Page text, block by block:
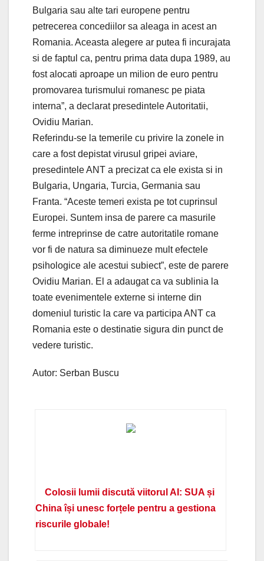
Bulgaria sau alte tari europene pentru
petrecerea concediilor sa aleaga in acest an
Romania. Aceasta alegere ar putea fi incurajata
si de faptul ca, pentru prima data dupa 1989, au
fost alocati aproape un milion de euro pentru
promovarea turismului romanesc pe piata
interna”, a declarat presedintele Autoritatii,
Ovidiu Marian.
Referindu-se la temerile cu privire la zonele in
care a fost depistat virusul gripei aviare,
presedintele ANT a precizat ca ele exista si in
Bulgaria, Ungaria, Turcia, Germania sau
Franta. “Aceste temeri exista pe tot cuprinsul
Europei. Suntem insa de parere ca masurile
ferme intreprinse de catre autoritatile romane
vor fi de natura sa diminueze mult efectele
psihologice ale acestui subiect”, este de parere
Ovidiu Marian. El a adaugat ca va sublinia la
toate evenimentele externe si interne din
domeniul turistic la care va participa ANT ca
Romania este o destinatie sigura din punct de
vedere turistic.
Autor: Serban Buscu
Colosii lumii discută viitorul AI: SUA și
China își unesc forțele pentru a gestiona
riscurile globale!